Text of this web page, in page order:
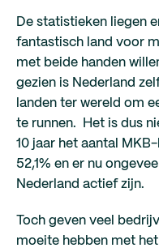
De statistieken liegen
fantastisch land voor
met beide handen
gezien is Nederland
landen ter wereld om
te runnen. Het is dus
10 jaar het aantal
52,1% en er nu
Nederland actief zijn.
Toch geven veel
moeite hebben met